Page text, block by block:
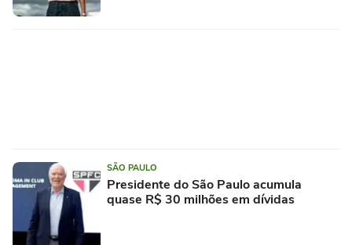
SÃO PAULO
Presidente do São Paulo acumula
quase R$ 30 milhões em dívidas